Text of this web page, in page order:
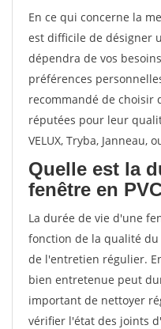
En ce qui concerne la
est difficile de désigner
dépendra de vos
préférences
recommandé de choisir
réputées pour leur
VELUX, Tryba, Janneau,
Quelle est la
fenêtre en
La durée de vie d'une
fonction de la qualité
de l'entretien régulier.
bien entretenue peut
important de nettoyer
vérifier l'état des joints